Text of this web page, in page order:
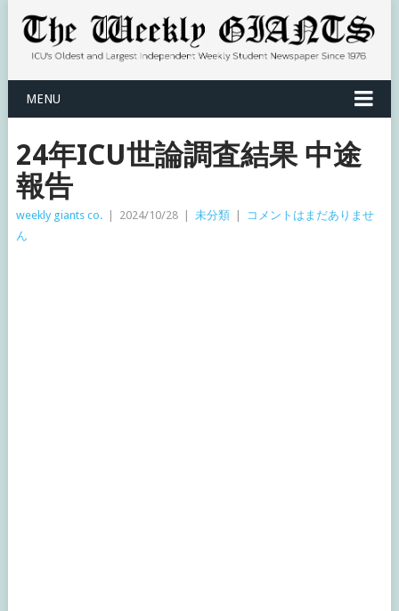
MENU
24年ICU世論調査結果 中途
報告
weekly giants co. 2024/10/28 未分類
コメントはまだありませ
ん